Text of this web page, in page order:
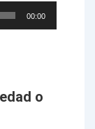
00:00
o